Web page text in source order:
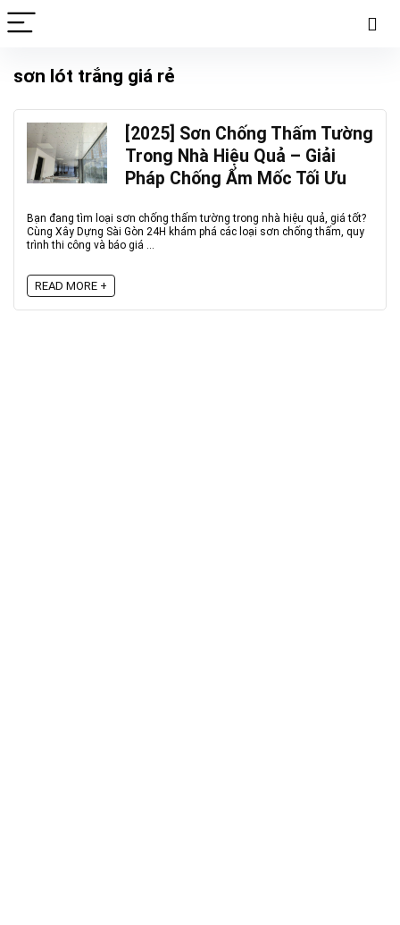
sơn lót trắng giá rẻ
[2025] Sơn Chống Thấm Tường
Trong Nhà Hiệu Quả – Giải
Pháp Chống Ẩm Mốc Tối Ưu
Bạn đang tìm loại sơn chống thấm tường trong nhà hiệu quả, giá tốt?
Cùng Xây Dựng Sài Gòn 24H khám phá các loại sơn chống thấm, quy
trình thi công và báo giá ...
READ MORE +